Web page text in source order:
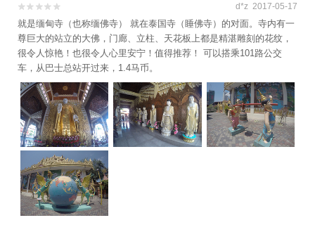

 d*z 2017-05-17
就是缅甸寺（也称缅佛寺） 就在泰国寺（睡佛寺）的对面。寺内有一
尊巨大的站立的大佛，门廊、立柱、天花板上都是精湛雕刻的花纹，
很令人惊艳！也很令人心里安宁！值得推荐！ 可以搭乘101路公交
车，从巴士总站开过来，1.4马币。